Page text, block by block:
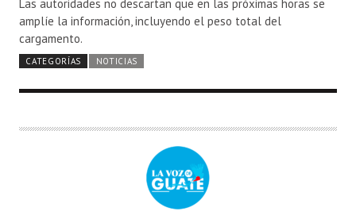
Las autoridades no descartan que en las próximas horas se
amplíe la información, incluyendo el peso total del
cargamento.
CATEGORÍAS NOTICIAS